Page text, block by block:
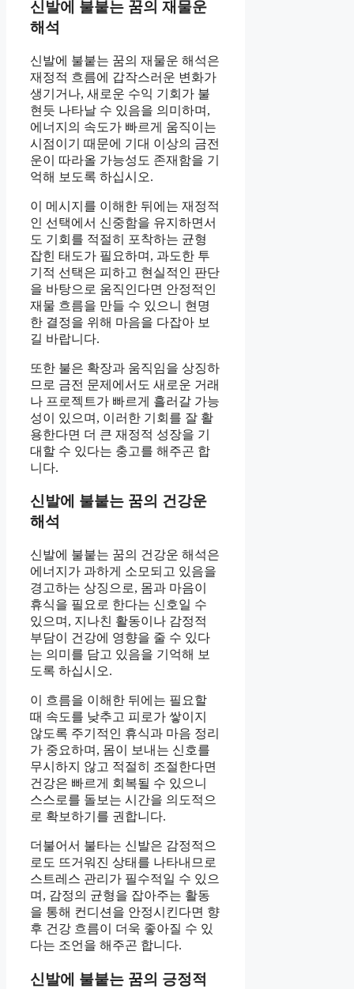
신발에 불붙는 꿈의 재물운
해석
신발에 불붙는 꿈의 재물운 해석은
재정적 흐름에 갑작스러운 변화가
생기거나, 새로운 수익 기회가 불
현듯 나타날 수 있음을 의미하며,
에너지의 속도가 빠르게 움직이는
시점이기 때문에 기대 이상의 금전
운이 따라올 가능성도 존재함을 기
억해 보도록 하십시오.
이 메시지를 이해한 뒤에는 재정적
인 선택에서 신중함을 유지하면서
도 기회를 적절히 포착하는 균형
잡힌 태도가 필요하며, 과도한 투
기적 선택은 피하고 현실적인 판단
을 바탕으로 움직인다면 안정적인
재물 흐름을 만들 수 있으니 현명
한 결정을 위해 마음을 다잡아 보
길 바랍니다.
또한 불은 확장과 움직임을 상징하
므로 금전 문제에서도 새로운 거래
나 프로젝트가 빠르게 흘러갈 가능
성이 있으며, 이러한 기회를 잘 활
용한다면 더 큰 재정적 성장을 기
대할 수 있다는 충고를 해주곤 합
니다.
신발에 불붙는 꿈의 건강운
해석
신발에 불붙는 꿈의 건강운 해석은
에너지가 과하게 소모되고 있음을
경고하는 상징으로, 몸과 마음이
휴식을 필요로 한다는 신호일 수
있으며, 지나친 활동이나 감정적
부담이 건강에 영향을 줄 수 있다
는 의미를 담고 있음을 기억해 보
도록 하십시오.
이 흐름을 이해한 뒤에는 필요할
때 속도를 낮추고 피로가 쌓이지
않도록 주기적인 휴식과 마음 정리
가 중요하며, 몸이 보내는 신호를
무시하지 않고 적절히 조절한다면
건강은 빠르게 회복될 수 있으니
스스로를 돌보는 시간을 의도적으
로 확보하기를 권합니다.
더불어서 불타는 신발은 감정적으
로도 뜨거워진 상태를 나타내므로
스트레스 관리가 필수적일 수 있으
며, 감정의 균형을 잡아주는 활동
을 통해 컨디션을 안정시킨다면 향
후 건강 흐름이 더욱 좋아질 수 있
다는 조언을 해주곤 합니다.
신발에 불붙는 꿈의 긍정적